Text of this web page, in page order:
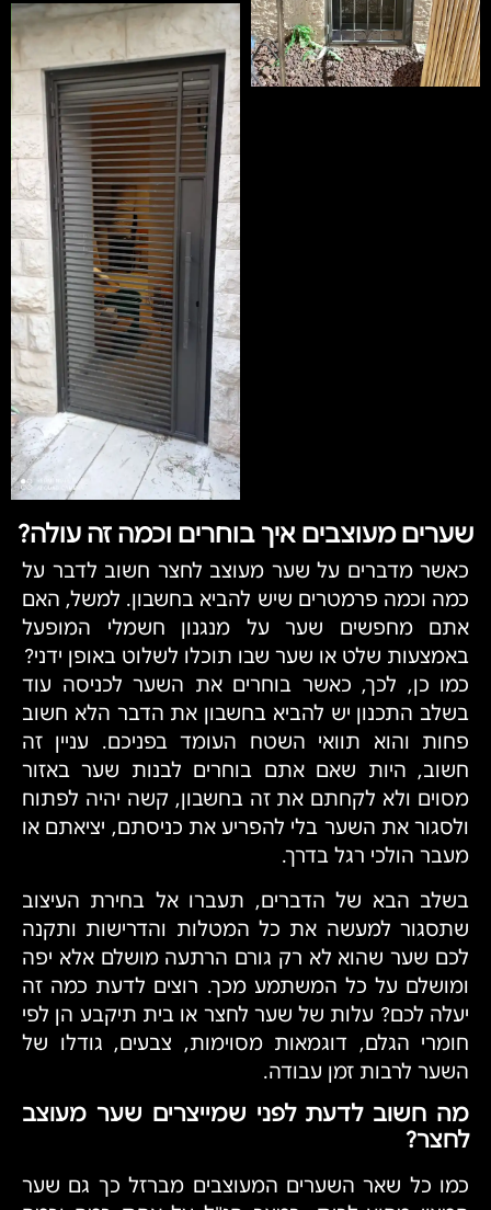
שערים מעוצבים איך בוחרים וכמה זה עולה?
כאשר מדברים על שער מעוצב לחצר חשוב לדבר על
כמה וכמה פרמטרים שיש להביא בחשבון. למשל, האם
אתם מחפשים שער על מנגנון חשמלי המופעל
באמצעות שלט או שער שבו תוכלו לשלוט באופן ידני?
כמו כן, לכך, כאשר בוחרים את השער לכניסה עוד
בשלב התכנון יש להביא בחשבון את הדבר הלא חשוב
פחות והוא תוואי השטח העומד בפניכם. עניין זה
חשוב, היות שאם אתם בוחרים לבנות שער באזור
מסוים ולא לקחתם את זה בחשבון, קשה יהיה לפתוח
ולסגור את השער בלי להפריע את כניסתם, יציאתם או
מעבר הולכי רגל בדרך.
בשלב הבא של הדברים, תעברו אל בחירת העיצוב
שתסגור למעשה את כל המטלות והדרישות ותקנה
לכם שער שהוא לא רק גורם הרתעה מושלם אלא יפה
ומושלם על כל המשתמע מכך. רוצים לדעת כמה זה
יעלה לכם? עלות של שער לחצר או בית תיקבע הן לפי
חומרי הגלם, דוגמאות מסוימות, צבעים, גודלו של
השער לרבות זמן עבודה.
מה חשוב לדעת לפני שמייצרים שער מעוצב
לחצר?
כמו כל שאר השערים המעוצבים מברזל כך גם שער